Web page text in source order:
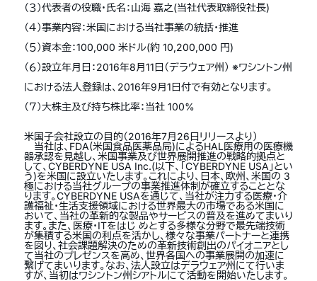
（３）代表者の役職・氏名：山海 嘉之(当社代表取締役社長)
（４）事業内容：米国における当社事業の統括・推進
（５）資本金：100,000 米ドル(約 10,200,000 円)
（６）設立年月日：2016年8月11日（デラウェア州） ※ワシントン州
における法人登録は、2016年9月1日付で有効となります。
（７）大株主及び持ち株比率：当社 100%
米国子会社設立の目的（2016年7月26日リリースより）
当社は、FDA(米国食品医薬品局)によるHAL医療用の医療機
器承認を見越し、米国事業及び世界展開推進の戦略的拠点と
して、CYBERDYNE USA Inc.(以下、「CYBERDYNE USA」とい
う)を米国に設立いたします。これにより、日本、欧州、米国の 3
極における当社グループの事業推進体制が確立することとな
ります。CYBERDYNE USAを通じて、当社が注力する医療・介
護福祉・生活支援領域における世界最大の市場である米国に
おいて、当社の革新的な製品やサービスの普及を進めてまいり
ます。また、医療・ITをはじ めとする多様な分野で最先端技術
が集積する米国の利点を活かし、様々な事業パートナーと連携
を図り、社会課題解決のための革新技術創出のパイオニアとし
て当社のプレゼンスを高め、世界各国への事業展開の加速に
繋げてまいります。なお、法人設立はデラウェア州にて行いま
すが、当初はワシントン州シアトルにて活動を開始いたします。